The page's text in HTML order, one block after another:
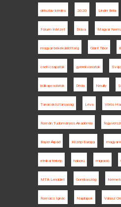
délszláv kérdés 2020 Linder Béla
Fórum Intézet Dráva Magyar
magyar békeküldöttség Glant Tibor
cseh csapatok gyerekvonatok Svájc
külkapcsolatok Déda Neuilly
Tanácsköztársaság Léva Vörös
Román Tudományos Akadémia
Bayer Árpád Közép-Európa magyar-
etnikai térkép háború migráció
MTA Lendület Gombaszög
Romsics Ignác Napilapok Válasz